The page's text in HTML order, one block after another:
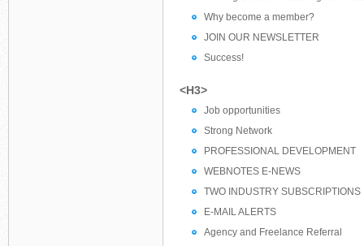
Why become a member?
JOIN OUR NEWSLETTER
Success!
<H3>
Job opportunities
Strong Network
PROFESSIONAL DEVELOPMENT
WEBNOTES E-NEWS
TWO INDUSTRY SUBSCRIPTIONS
E-MAIL ALERTS
Agency and Freelance Referral